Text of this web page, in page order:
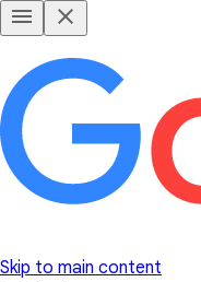
Skip to main content